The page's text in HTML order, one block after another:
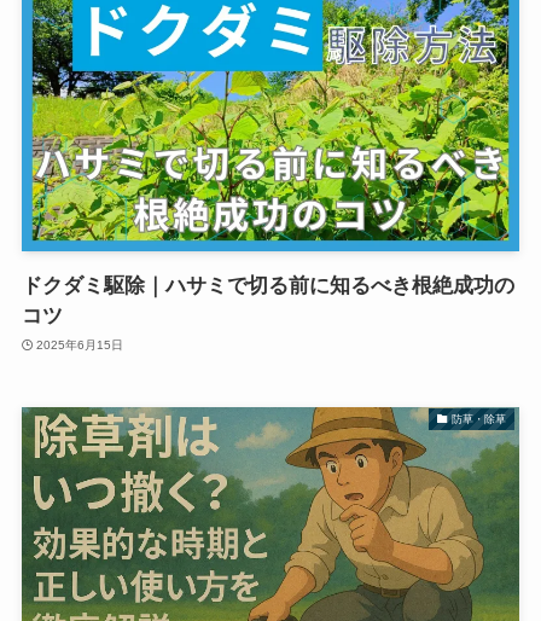
ドクダミ駆除｜ハサミで切る前に知るべき根絶成功の
コツ
2025年6月15日
防草・除草